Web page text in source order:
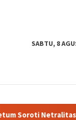
SABTU, 8
Lampung